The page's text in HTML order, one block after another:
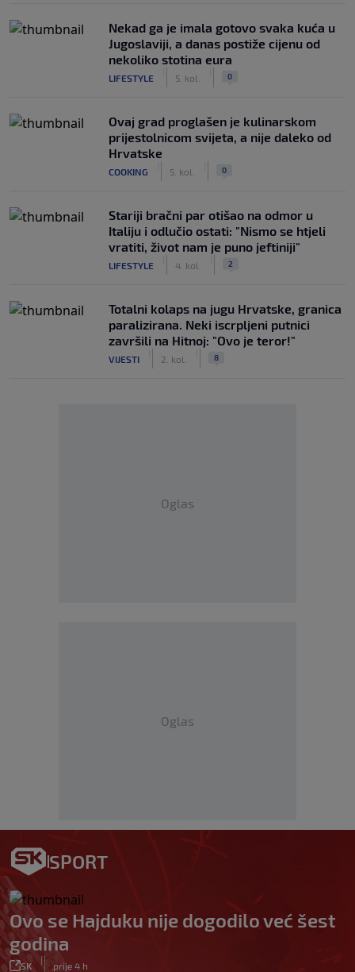
Nekad ga je imala gotovo svaka kuća u
Jugoslaviji, a danas postiže cijenu od
nekoliko stotina eura
LIFESTYLE 5. kol. 0
Ovaj grad proglašen je kulinarskom
prijestolnicom svijeta, a nije daleko od
Hrvatske
COOKING 5. kol. 0
Stariji bračni par otišao na odmor u
Italiju i odlučio ostati: "Nismo se htjeli
vratiti, život nam je puno jeftiniji"
LIFESTYLE 4. kol. 2
Totalni kolaps na jugu Hrvatske, granica
paralizirana. Neki iscrpljeni putnici
završili na Hitnoj: "Ovo je teror!"
VIJESTI 2. kol. 8
Oglas
Oglas
SPORT
Ovo se Hajduku nije dogodilo već šest
godina
SK
|
prije 4 h